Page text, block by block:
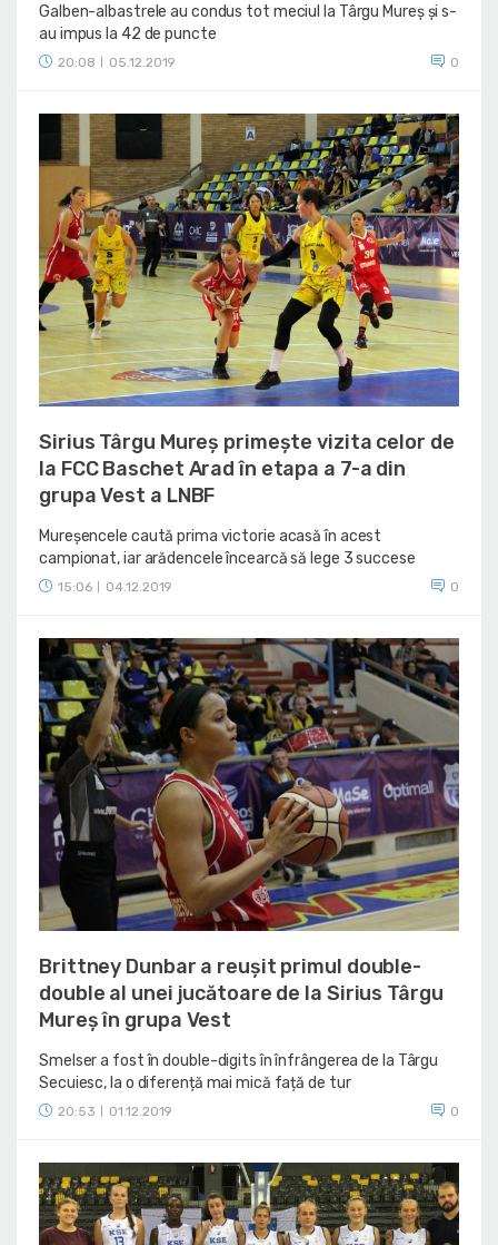
Galben-albastrele au condus tot meciul la Târgu Mureș și s-
au impus la 42 de puncte
20:08 05.12.2019 0
Sirius Târgu Mureș primește vizita celor de
la FCC Baschet Arad în etapa a 7-a din
grupa Vest a LNBF
Mureșencele caută prima victorie acasă în acest
campionat, iar arădencele încearcă să lege 3 succese
15:06 04.12.2019 0
Brittney Dunbar a reușit primul double-
double al unei jucătoare de la Sirius Târgu
Mureș în grupa Vest
Smelser a fost în double-digits în înfrângerea de la Târgu
Secuiesc, la o diferență mai mică față de tur
20:53 01.12.2019 0